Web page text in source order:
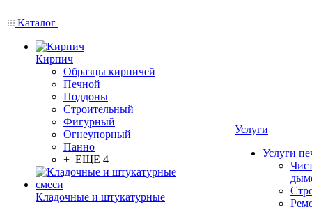
Каталог
Кирпич
Образцы кирпичей
Печной
Поддоны
Строительный
Фигурный
Огнеупорный
Панно
+ ЕЩЕ 4
Кладочные и штукатурные
Услуги
Услуги